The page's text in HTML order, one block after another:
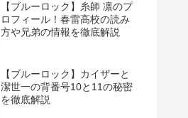
【ブルーロック】糸師 凛のプ
ロフィール！春雷高校の読み
方や兄弟の情報を徹底解説
【ブルーロック】カイザーと
潔世一の背番号10と11の秘密
を徹底解説